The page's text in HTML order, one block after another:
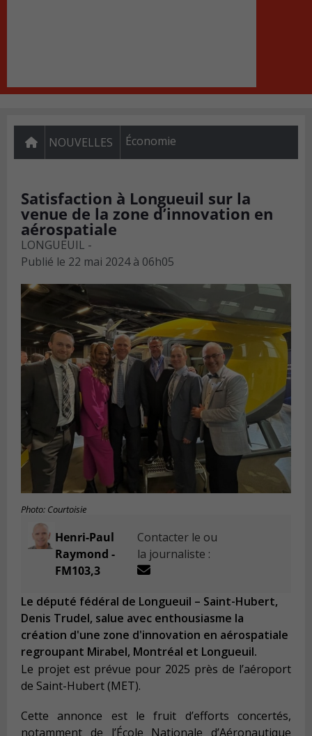
NOUVELLES Économie
Satisfaction à Longueuil sur la
venue de la zone d’innovation en
aérospatiale
LONGUEUIL -
Publié le 22 mai 2024 à 06h05
Photo: Courtoisie
Henri-Paul
Raymond -
FM103,3
Contacter le ou
la journaliste :
Le député fédéral de Longueuil – Saint-Hubert,
Denis Trudel, salue avec enthousiasme la
création d'une zone d'innovation en aérospatiale
regroupant Mirabel, Montréal et Longueuil.
Le projet est prévue pour 2025 près de l’aéroport
de Saint-Hubert (MET).
Cette annonce est le fruit d’efforts concertés,
notamment de l’École Nationale d’Aéronautique